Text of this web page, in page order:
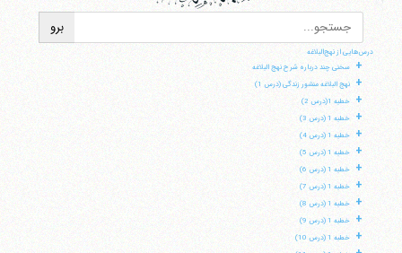
درس‌هایی از نهج‌البلاغه
+ سخنی چند درباره شرح نهج البلاغه
+ نهج البلاغه منشور زندگی (درس 1)
+ خطبه 1(درس 2)
+ خطبه 1 (درس 3)
+ خطبه 1 (درس 4)
+ خطبه 1 (درس 5)
+ خطبه 1 (درس 6)
+ خطبه 1 (درس 7)
+ خطبه 1 (درس 8)
+ خطبه 1 (درس 9)
+ خطبه 1 (درس 10)